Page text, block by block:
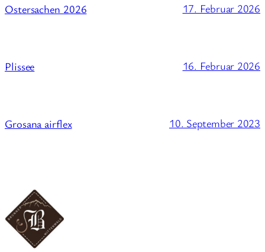
Ostersachen 2026 17. Februar 2026
Plissee 16. Februar 2026
Grosana airflex 10. September 2023